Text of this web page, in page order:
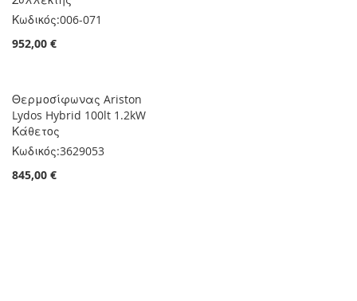
006-071
Lydos Hybrid 100lt 1.2kW
Κάθετος
Κωδικός: